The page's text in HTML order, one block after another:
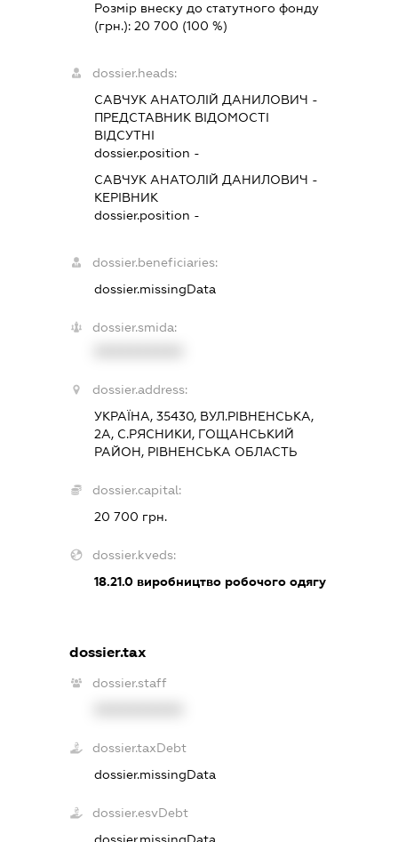
Розмір внеску до статутного фонду
(грн.):20 700 (100 %)
dossier.heads:
САВЧУК АНАТОЛІЙ ДАНИЛОВИЧ -
ПРЕДСТАВНИК ВІДОМОСТІ
ВІДСУТНІ
dossier.position -
САВЧУК АНАТОЛІЙ ДАНИЛОВИЧ -
КЕРІВНИК
dossier.position -
dossier.beneficiaries:
dossier.missingData
dossier.smida:
dossier.address:
УКРАЇНА, 35430, ВУЛ.РІВНЕНСЬКА,
2А, С.РЯСНИКИ, ГОЩАНСЬКИЙ
РАЙОН, РІВНЕНСЬКА ОБЛАСТЬ
dossier.capital:
20 700 грн.
dossier.kveds:
18.21.0 виробництво робочого одягу
dossier.tax
dossier.staff
dossier.taxDebt
dossier.missingData
dossier.esvDebt
dossier.missingData